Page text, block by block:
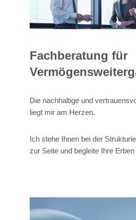
Fachberatung für
Die nachhaltige und
liegt mir am Herzen.
Ich stehe Ihnen bei der
zur Seite und begleite Ihre